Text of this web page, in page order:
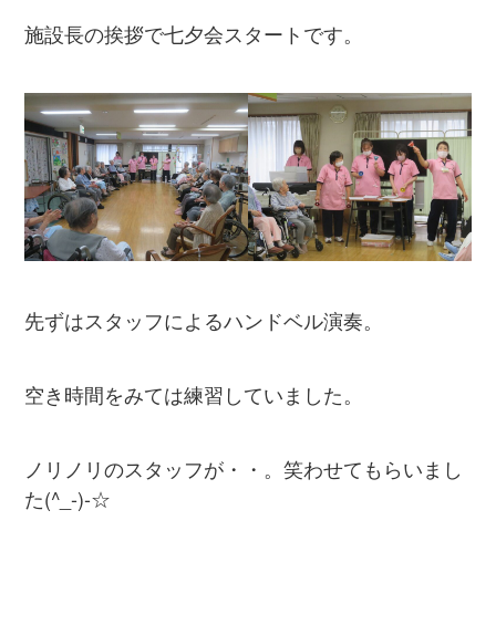
施設長の挨拶で七夕会スタートです。
先ずはスタッフによるハンドベル演奏。
空き時間をみては練習していました。
ノリノリのスタッフが・・。笑わせてもらいまし
た(^_-)-☆